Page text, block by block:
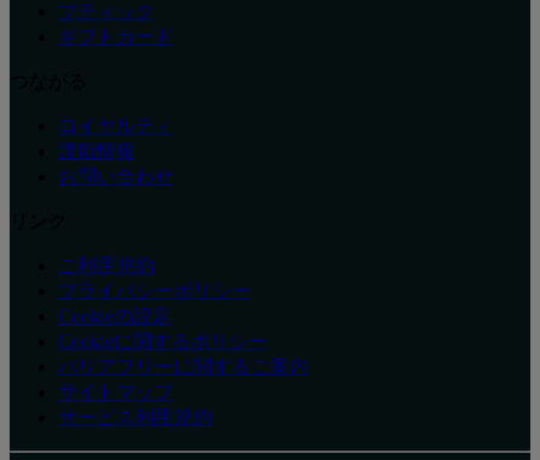
ブティック
ギフトカード
ロイヤルティ
渡航情報
お問い合わせ
ご利用規約
プライバシーポリシー
Cookieの設定
Cookieに関するポリシー
バリアフリーに関するご案内
サイトマップ
サービス利用規約